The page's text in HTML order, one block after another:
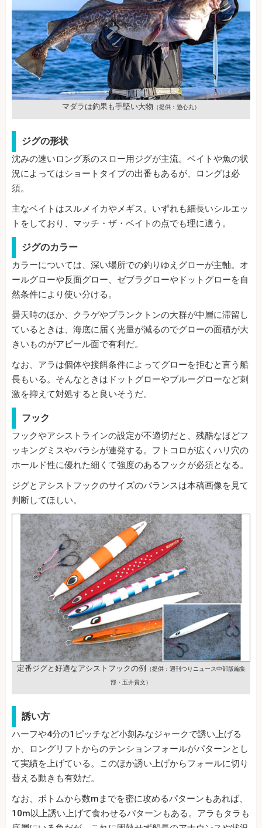
マダラは釣果も手堅い大物 （提供：遊心丸）
ジグの形状
沈みの速いロング系のスロー用ジグが主流。ベイトや魚の状
況によってはショートタイプの出番もあるが、ロングは必
須。
主なベイトはスルメイカやメギス。いずれも細長いシルエッ
トをしており、マッチ・ザ・ベイトの点でも理に適う。
ジグのカラー
カラーについては、深い場所での釣りゆえグローが主軸。オ
ールグローや反面グロー、ゼブラグローやドットグローを自
然条件により使い分ける。
曇天時のほか、クラゲやプランクトンの大群が中層に滞留し
ているときは、海底に届く光量が減るのでグローの面積が大
きいものがアピール面で有利だ。
なお、アラは個体や接餌条件によってグローを拒むと言う船
長もいる。そんなときはドットグローやブルーグローなど刺
激を抑えて対処すると良いそうだ。
フック
フックやアシストラインの設定が不適切だと、残酷なほどフ
ッキングミスやバラシが連発する。フトコロが広くハリ穴の
ホールド性に優れた細くて強度のあるフックが必須となる。
ジグとアシストフックのサイズのバランスは本稿画像を見て
判断してほしい。
定番ジグと好適なアシストフックの例 （提供：週刊つりニュース中部版編集
部・五井貴文）
誘い方
ハーフや4分の1ピッチなど小刻みなジャークで誘い上げる
か、ロングリフトからのテンションフォールがパターンとし
て実績を上げている。このほか誘い上げからフォールに切り
替える動きも有効だ。
なお、ボトムから数mまでを密に攻めるパターンもあれば、
10m以上誘い上げて食わせるパターンもある。アラもタラも